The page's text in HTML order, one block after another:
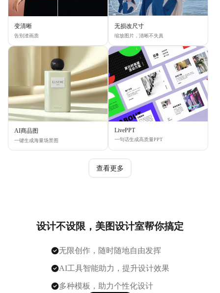
变清晰
告别渣画质
无损改尺寸
缩放图片，清晰不失真
AI商品图
一键生成海量场景图
LivePPT
一句话生成高质量PPT
查看更多
设计不设限，美图设计室帮你搞定
无限创作，随时随地自由发挥
AI工具智能助力，提升设计效果
多种模板，助力个性化设计